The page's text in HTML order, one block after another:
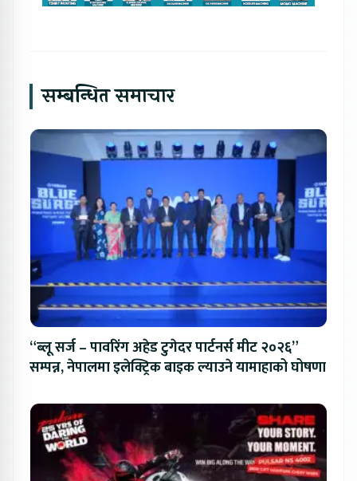
सम्बन्धित समाचार
“ब्लू सर्ज – पावरिंग अहेड टुगेदर पार्टनर्स मीट २०२६”
सम्पन्न, नेपालमा इलेक्ट्रिक बाइक ल्याउने यामाहाको घोषणा